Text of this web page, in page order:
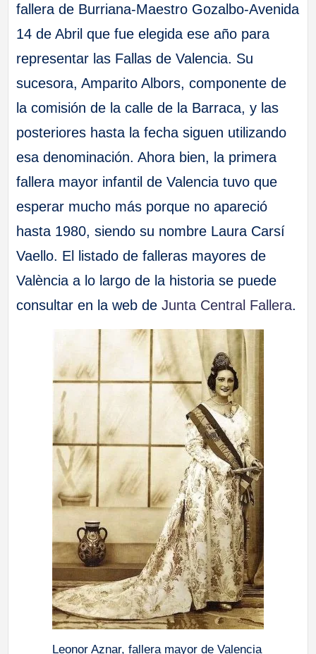
fallera de Burriana-Maestro Gozalbo-Avenida
14 de Abril que fue elegida ese año para
representar las Fallas de Valencia. Su
sucesora, Amparito Albors, componente de
la comisión de la calle de la Barraca, y las
posteriores hasta la fecha siguen utilizando
esa denominación. Ahora bien, la primera
fallera mayor infantil de Valencia tuvo que
esperar mucho más porque no apareció
hasta 1980, siendo su nombre Laura Carsí
Vaello. El listado de falleras mayores de
València a lo largo de la historia se puede
consultar en la web deJunta Central Fallera.
Leonor Aznar, fallera mayor de Valencia